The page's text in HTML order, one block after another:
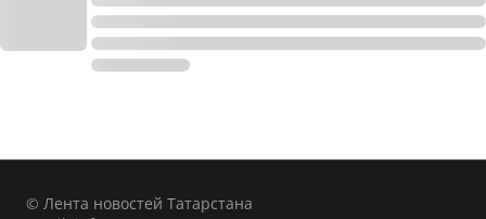
© Лента новостей Татарстана